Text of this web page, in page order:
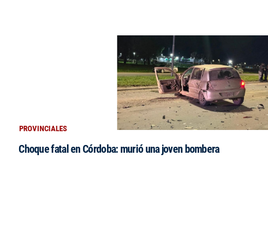
PROVINCIALES
Choque fatal en Córdoba: murió una joven bombera